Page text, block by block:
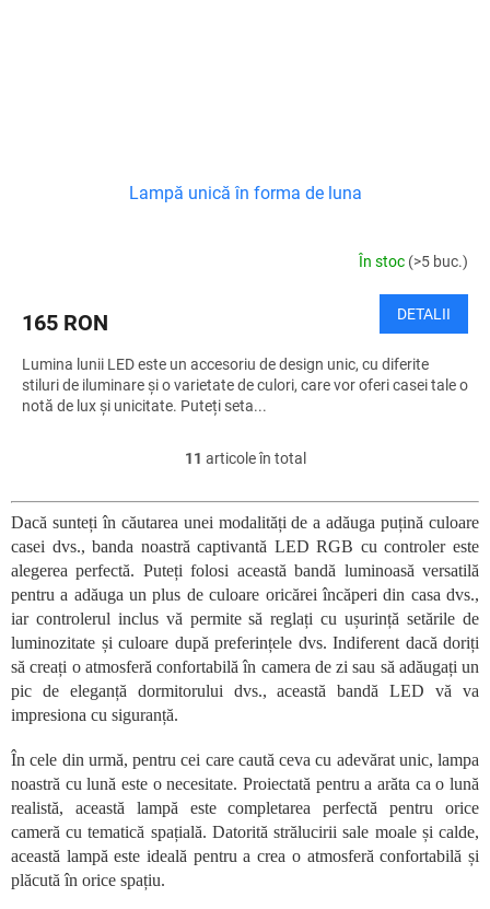
Lampă unică în forma de luna
În stoc (>5 buc.)
165 RON DETALII
Lumina lunii LED este un accesoriu de design unic, cu diferite
stiluri de iluminare și o varietate de culori, care vor oferi casei tale o
notă de lux și unicitate. Puteți seta...
C
n
t
r
o
l
u
l
i
s
r
i
l
o
r
11 articole în total
Dacă sunteți în căutarea unei modalități de a adăuga puțină culoare
casei dvs., banda noastră captivantă LED RGB cu controler este
alegerea perfectă. Puteți folosi această bandă luminoasă versatilă
pentru a adăuga un plus de culoare oricărei încăperi din casa dvs.,
iar controlerul inclus vă permite să reglați cu ușurință setările de
luminozitate și culoare după preferințele dvs. Indiferent dacă doriți
să creați o atmosferă confortabilă în camera de zi sau să adăugați un
pic de eleganță dormitorului dvs., această bandă LED vă va
impresiona cu siguranță.
În cele din urmă, pentru cei care caută ceva cu adevărat unic, lampa
noastră cu lună este o necesitate. Proiectată pentru a arăta ca o lună
realistă, această lampă este completarea perfectă pentru orice
cameră cu tematică spațială. Datorită strălucirii sale moale și calde,
această lampă este ideală pentru a crea o atmosferă confortabilă și
plăcută în orice spațiu.